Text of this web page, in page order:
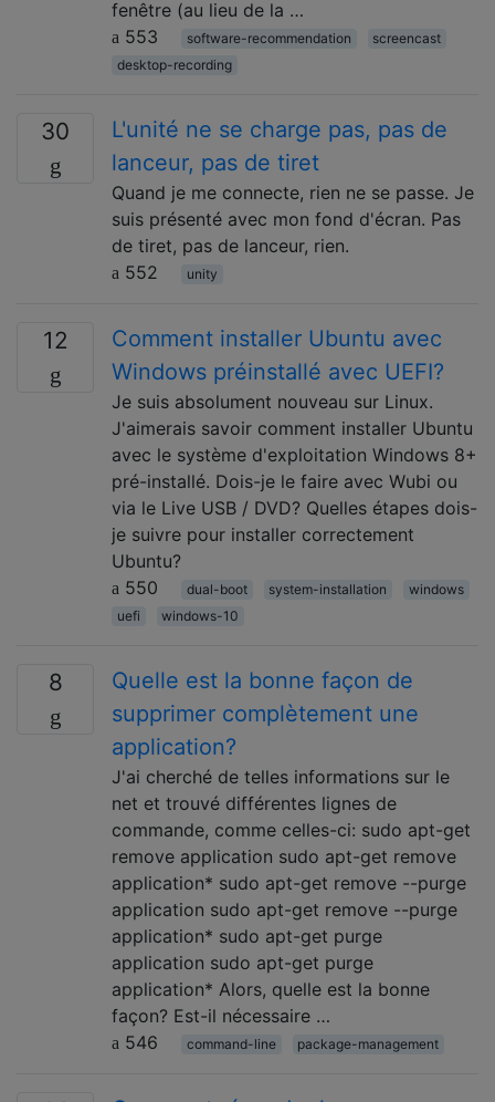
fenêtre (au lieu de la …
553
software-recommendation
screencast
desktop-recording
30
L'unité ne se charge pas, pas de
lanceur, pas de tiret
Quand je me connecte, rien ne se passe. Je
suis présenté avec mon fond d'écran. Pas
de tiret, pas de lanceur, rien.
552
unity
12
Comment installer Ubuntu avec
Windows préinstallé avec UEFI?
Je suis absolument nouveau sur Linux.
J'aimerais savoir comment installer Ubuntu
avec le système d'exploitation Windows 8+
pré-installé. Dois-je le faire avec Wubi ou
via le Live USB / DVD? Quelles étapes dois-
je suivre pour installer correctement
Ubuntu?
550
dual-boot system-installation
windows
uefi
windows-10
8
Quelle est la bonne façon de
supprimer complètement une
application?
J'ai cherché de telles informations sur le
net et trouvé différentes lignes de
commande, comme celles-ci: sudo apt-get
remove application sudo apt-get remove
application* sudo apt-get remove --purge
application sudo apt-get remove --purge
application* sudo apt-get purge
application sudo apt-get purge
application* Alors, quelle est la bonne
façon? Est-il nécessaire …
546
command-line package-management